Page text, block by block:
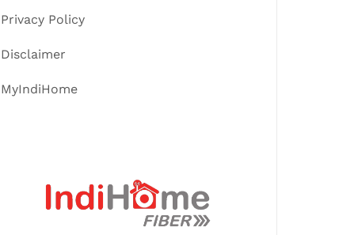
Privacy Policy
Disclaimer
MyIndiHome